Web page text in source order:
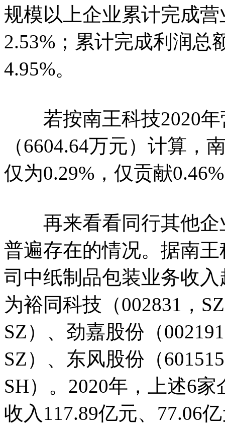
规模以上企业累计完成
2.53%；累计完成利润总
4.95%。
若按南王科技2020年
（6604.64万元）计算，
仅为0.29%，仅贡献
再来看看同行其他企
普遍存在的情况。据南
司中纸制品包装业务收
为裕同科技（002831，
SZ）、劲嘉股份（
SZ）、东风股份（
SH）。2020年，上述6
收入117.89亿元、77.06